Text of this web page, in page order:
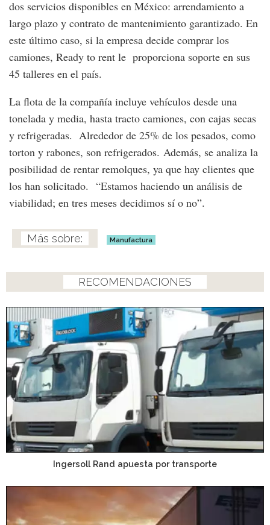
dos servicios disponibles en México: arrendamiento a
largo plazo y contrato de mantenimiento garantizado. En
este último caso, si la empresa decide comprar los
camiones, Ready to rent le proporciona soporte en sus
45 talleres en el país.
La flota de la compañía incluye vehículos desde una
tonelada y media, hasta tracto camiones, con cajas secas
y refrigeradas. Alrededor de 25% de los pesados, como
torton y rabones, son refrigerados. Además, se analiza la
posibilidad de rentar remolques, ya que hay clientes que
los han solicitado. “Estamos haciendo un análisis de
viabilidad; en tres meses decidimos sí o no”.
Manufactura
RECOMENDACIONES
Ingersoll Rand apuesta por transporte